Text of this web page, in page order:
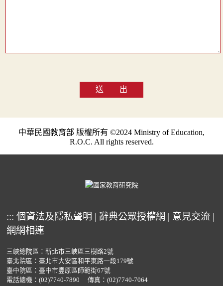
送 出
中華民國教育部 版權所有 ©2024 Ministry of Education,
R.O.C. All rights reserved.
::: 個資法及隱私聲明 | 辭典公眾授權網 | 意見交流 |
網網相連
三峽總院區：新北市三峽區三樹路2號
臺北院區：臺北市大安區和平東路一段179號
臺中院區：臺中市豐原區師範街67號
電話總機： (02)7740-7890 傳真：(02)7740-7064